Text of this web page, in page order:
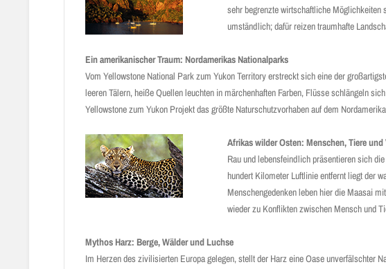
sehr begrenzte wirtschaftliche Möglichkeiten
umständlich; dafür reizen traumhafte
Ein amerikanischer Traum: Nordamerikas Nationalparks
Vom Yellowstone National Park zum Yukon Territory erstreckt sich eine der
leeren Tälern, heiße Quellen leuchten in märchenhaften Farben, Flüsse schlängeln
Yellowstone zum Yukon Projekt das größte Naturschutzvorhaben auf dem
Afrikas wilder Osten: Menschen, Tiere und
Rau und lebensfeindlich präsentieren sich
hundert Kilometer Luftlinie entfernt liegt der
Menschengedenken leben hier die Maasai
wieder zu Konflikten zwischen Mensch und
Mythos Harz: Berge, Wälder und Luchse
Im Herzen des zivilisierten Europa gelegen, stellt der Harz eine Oase unverfälschter